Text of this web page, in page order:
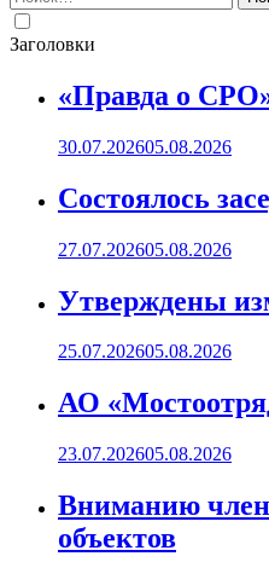
Заголовки
«Правда о
30.07.202605.08.2026
Состоялось
27.07.202605.08.2026
Утверждены
25.07.202605.08.2026
АО
23.07.202605.08.2026
Вниманию
объектов